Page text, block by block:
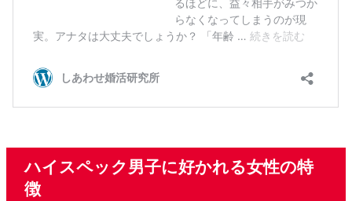
ハイスペック男子に好かれる女性の特
徴